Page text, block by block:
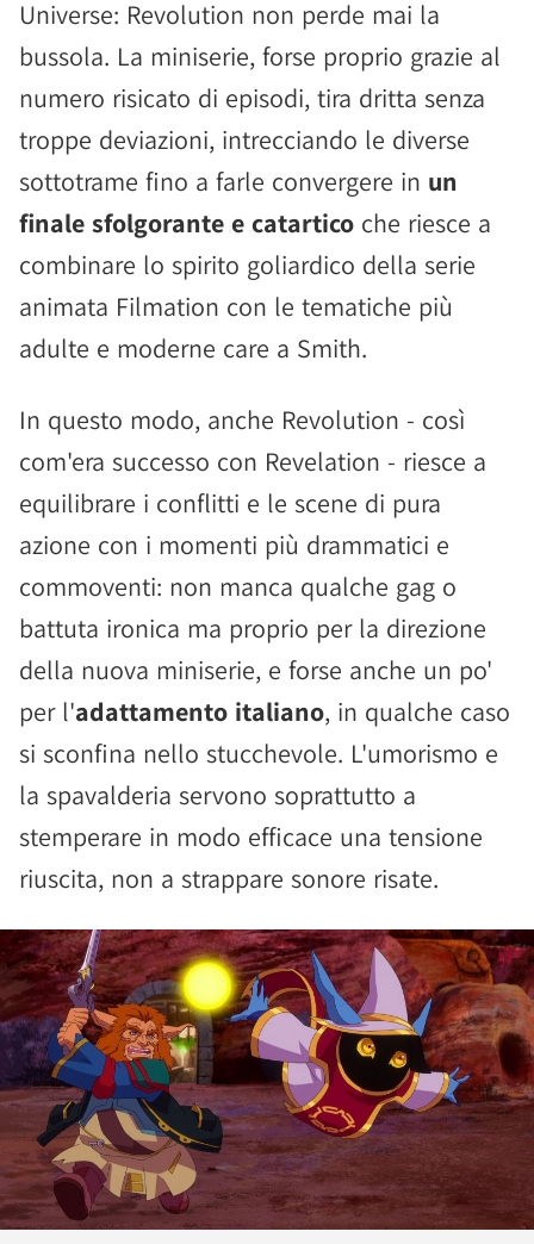
Universe: Revolution non perde mai la
bussola. La miniserie, forse proprio grazie al
numero risicato di episodi, tira dritta senza
troppe deviazioni, intrecciando le diverse
sottotrame fino a farle convergere in un
finale sfolgorante e catartico che riesce a
combinare lo spirito goliardico della serie
animata Filmation con le tematiche più
adulte e moderne care a Smith.
In questo modo, anche Revolution - così
com'era successo con Revelation - riesce a
equilibrare i conflitti e le scene di pura
azione con i momenti più drammatici e
commoventi: non manca qualche gag o
battuta ironica ma proprio per la direzione
della nuova miniserie, e forse anche un po'
per l'adattamento italiano, in qualche caso
si sconfina nello stucchevole. L'umorismo e
la spavalderia servono soprattutto a
stemperare in modo efficace una tensione
riuscita, non a strappare sonore risate.